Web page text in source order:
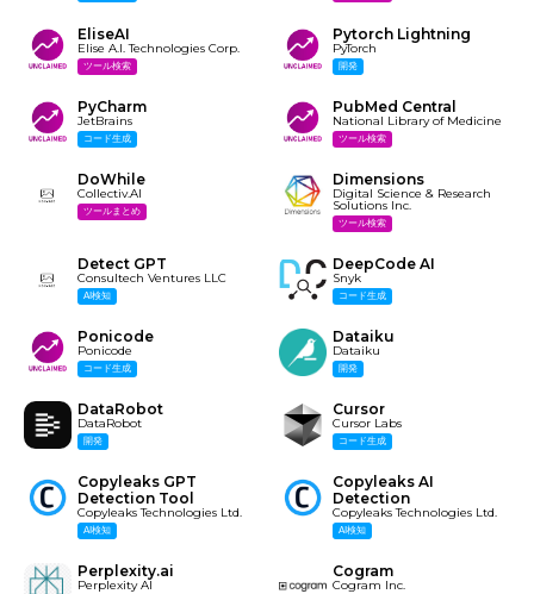
EliseAI
Elise A.I. Technologies Corp.
ツール検索
Pytorch Lightning
PyTorch
開発
PyCharm
JetBrains
コード生成
PubMed Central
National Library of Medicine
ツール検索
DoWhile
Collectiv.AI
ツールまとめ
Dimensions
Digital Science & Research
Solutions Inc.
ツール検索
Detect GPT
Consultech Ventures LLC
AI検知
DeepCode AI
Snyk
コード生成
Ponicode
Ponicode
コード生成
Dataiku
Dataiku
開発
DataRobot
DataRobot
開発
Cursor
Cursor Labs
コード生成
Copyleaks GPT
Detection Tool
Copyleaks Technologies Ltd.
AI検知
Copyleaks AI
Detection
Copyleaks Technologies Ltd.
AI検知
Perplexity.ai
Perplexity AI
Cogram
Cogram Inc.